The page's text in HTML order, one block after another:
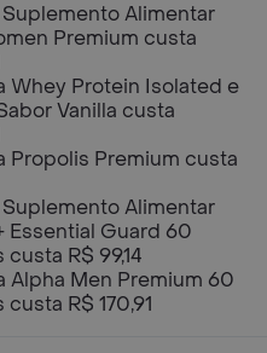
Suplemento Alimentar
Premium custa
Whey Protein Isolated e
Vanilla custa
Propolis Premium custa
Suplemento Alimentar
Essential Guard 60
R$ 99,14
Alpha Men Premium 60
R$ 170,91